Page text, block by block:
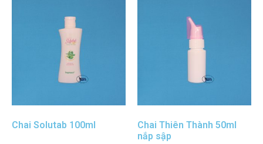
Chai Solutab 100ml
Chai Thiên Thành 50ml
nắp sập